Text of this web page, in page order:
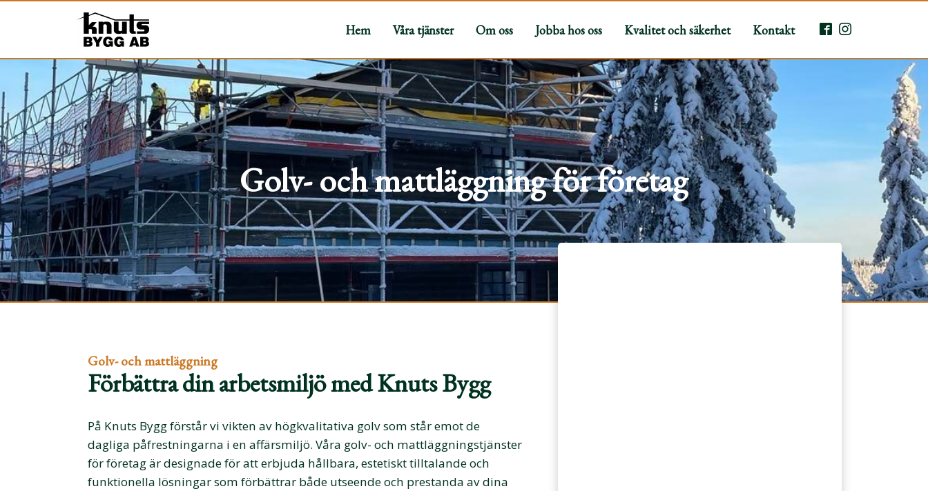
Hem Våra tjänster Om oss Jobba hos oss Kvalitet och säkerhet Kontakt
Golv- och mattläggning för företag
Golv- och mattläggning
Förbättra din arbetsmiljö med Knuts Bygg
På Knuts Bygg förstår vi vikten av högkvalitativa golv som står emot de
dagliga påfrestningarna i en affärsmiljö. Våra golv- och mattläggningstjänster
för företag är designade för att erbjuda hållbara, estetiskt tilltalande och
funktionella lösningar som förbättrar både utseende och prestanda av dina